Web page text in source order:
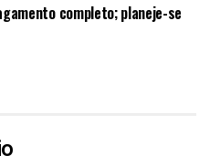
completo; planeje-se